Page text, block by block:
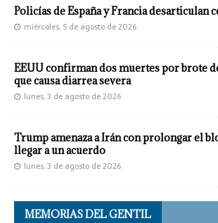
Policías de España y Francia desarticulan
miércoles, 5 de agosto de 2026
EEUU confirman dos muertes por brote
que causa diarrea severa
lunes, 3 de agosto de 2026
Trump amenaza a Irán con prolongar el
llegar a un acuerdo
lunes, 3 de agosto de 2026
MEMORIAS DEL GENTIL